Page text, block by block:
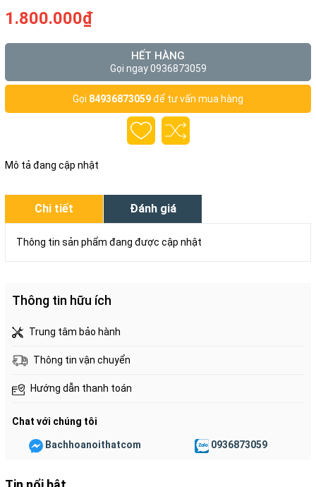
1.800.000₫
HẾT HÀNG
Gọi ngay 0936873059
Gọi 84936873059để tư vấn mua hàng
Mô tả đang cập nhật
Chi tiết Đánh giá
Thông tin sản phẩm đang được cập nhật
Thông tin hữu ích
Trung tâm bảo hành
Thông tin vận chuyển
Hướng dẫn thanh toán
Chat với chúng tôi
Bachhoanoithatcom 0936873059